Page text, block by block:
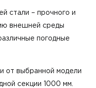
стали – прочного и
внешней среды
погодные
от выбранной модели
секции 1000 мм.